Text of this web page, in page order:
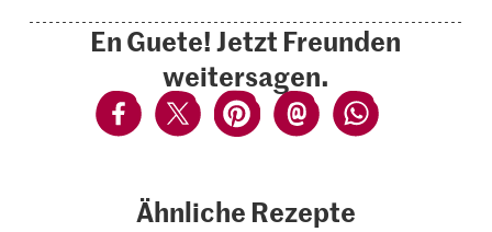
En Guete! Jetzt Freunden
weitersagen.
Ähnliche Rezepte